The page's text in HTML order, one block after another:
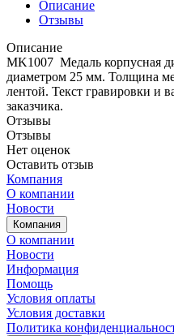
Описание
Отзывы
Описание
MK1007 Медаль корпусная
диаметром 25 мм. Толщина
лентой. Текст гравировки и
заказчика.
Отзывы
Отзывы
Нет оценок
Оставить отзыв
Компания
О компании
Новости
Компания
О компании
Новости
Информация
Помощь
Условия оплаты
Условия доставки
Политика